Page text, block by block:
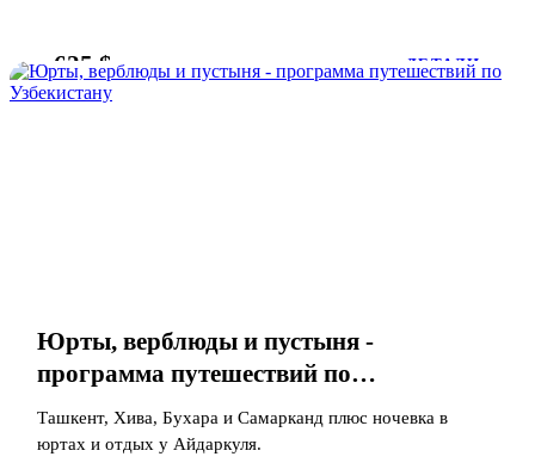
от625 $ ДЕТАЛИ
Юрты, верблюды и пустыня -
программа путешествий по
Узбекистану
Ташкент, Хива, Бухара и Самарканд плюс ночевка в
юртах и отдых у Айдаркуля.